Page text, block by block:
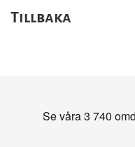
Tillbaka